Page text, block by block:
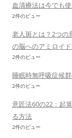
血清療法は今でも
2件のビュー
老人斑とは？2つの
の脳へのアミロイ
2件のビュー
睡眠時無呼吸症候
2件のビュー
意匠法60の22：起
る方法
2件のビュー